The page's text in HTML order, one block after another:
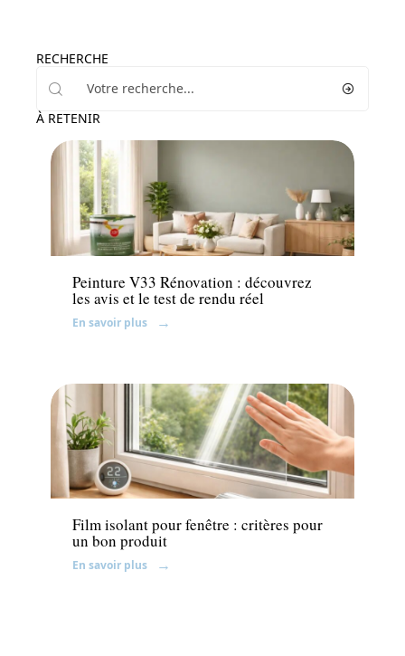
RECHERCHE
À RETENIR
Décoration Interieure
Peinture V33 Rénovation : découvrez
les avis et le test de rendu réel
En savoir plus
Equipement
Film isolant pour fenêtre : critères pour
un bon produit
En savoir plus